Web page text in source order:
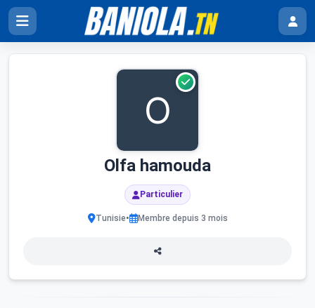
Olfa hamouda
Particulier
Tunisie• Membre depuis 3 mois